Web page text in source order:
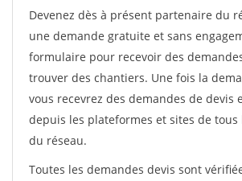
Devenez dès à présent partenaire du
une demande gratuite et sans
formulaire pour recevoir des
trouver des chantiers. Une fois la
vous recevrez des demandes de devis
depuis les plateformes et sites de
du réseau.
Toutes les demandes devis sont